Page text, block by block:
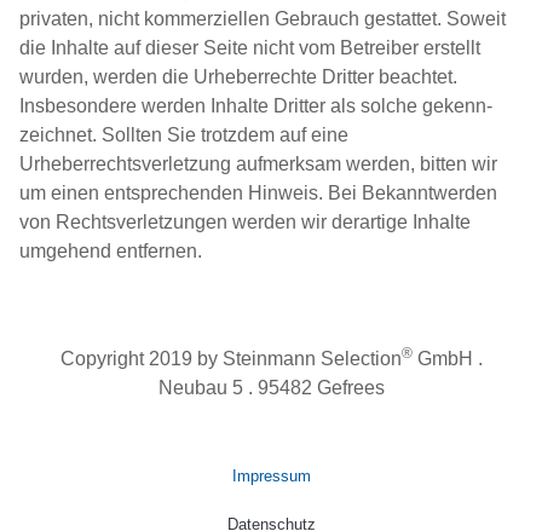
privaten, nicht kom­mer­zi­el­len Gebrauch gestattet. Soweit
die Inhalte auf dieser Seite nicht vom Betreiber erstellt
wurden, werden die Urheberrechte Dritter beachtet.
Insbesondere werden Inhalte Dritter als solche gekenn­
zeich­net. Sollten Sie trotzdem auf eine
Urheberrechtsverletzung auf­merk­sam werden, bitten wir
um einen ent­spre­chen­den Hinweis. Bei Bekanntwerden
von Rechtsverletzungen werden wir derartige Inhalte
umgehend entfernen.
Copyright 2019 by Steinmann Selection®GmbH .
Neubau 5 . 95482 Gefrees
Impressum
Datenschutz